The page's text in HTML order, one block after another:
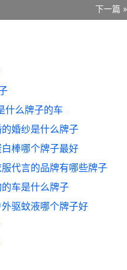
下一篇 »
么牌子的车
婚纱是什么牌子
棒哪个牌子最好
代言的品牌有哪些牌子
车是什么牌子
驱蚊液哪个牌子好